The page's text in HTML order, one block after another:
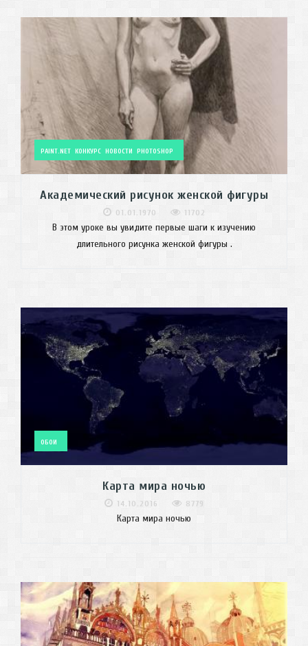
PAINT.NET КОНКУРС НОВОСТИ PHOTOSHOP
Академический рисунок женской фигуры
01.01.1970 11702
В этом уроке вы увидите первые шаги к изучению
длительного рисунка женской фигуры .
ОБОИ
Карта мира ночью
14.10.2016 8779
Карта мира ночью